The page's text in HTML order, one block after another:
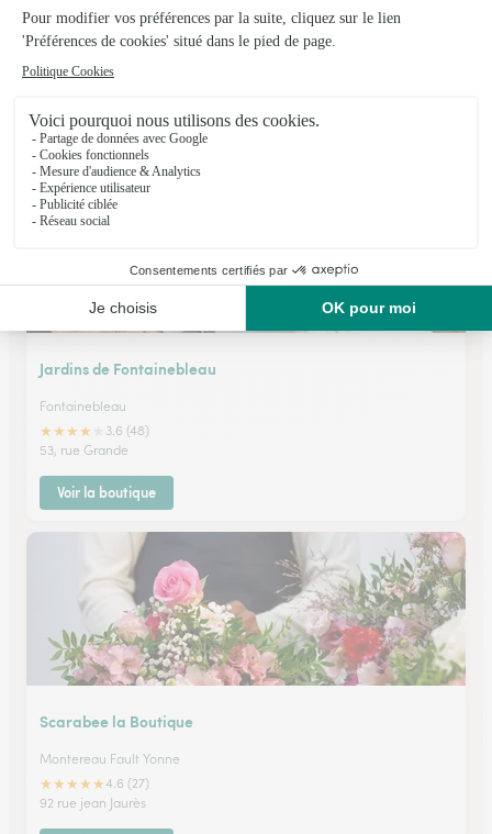
Le Xviii
★★★★★4.9 (121)
Voir la boutique
Jardins de Fontainebleau
Fontainebleau
★★★★
3.6 (48)
53, rue Grande
Voir la boutique
Scarabee la Boutique
Montereau Fault Yonne
★★★★★4.6 (27)
92 rue jean Jaurès